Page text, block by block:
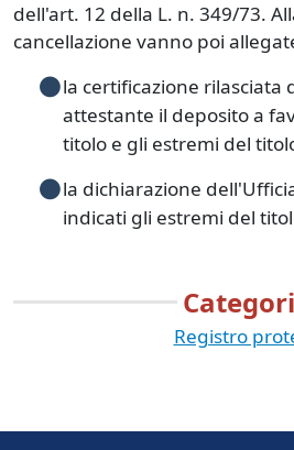
dell'art. 12 della L. n. 349/73.
cancellazione vanno poi
la certificazione rilasciata
attestante il deposito a
titolo e gli estremi del
la dichiarazione
indicati gli estremi del
Registro